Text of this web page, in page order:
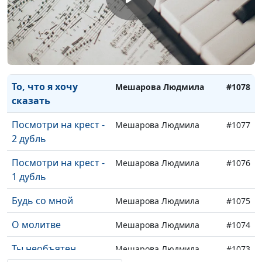
Пастырь мой Мешарова Людмила #1081
Не унывай, душа Мешарова Людмила
Отзывайся, сердце! Мешарова Людмила #1079
То, что я хочу
сказать
Мешарова Людмила #1078
Посмотри на крест -
2 дубль
Мешарова Людмила #1077
Посмотри на крест -
1 дубль
Мешарова Людмила #1076
Будь со мной Мешарова Людмила #1075
О молитве Мешарова Людмила #1074
Ты необъятен,
Мешарова Людмила #1073